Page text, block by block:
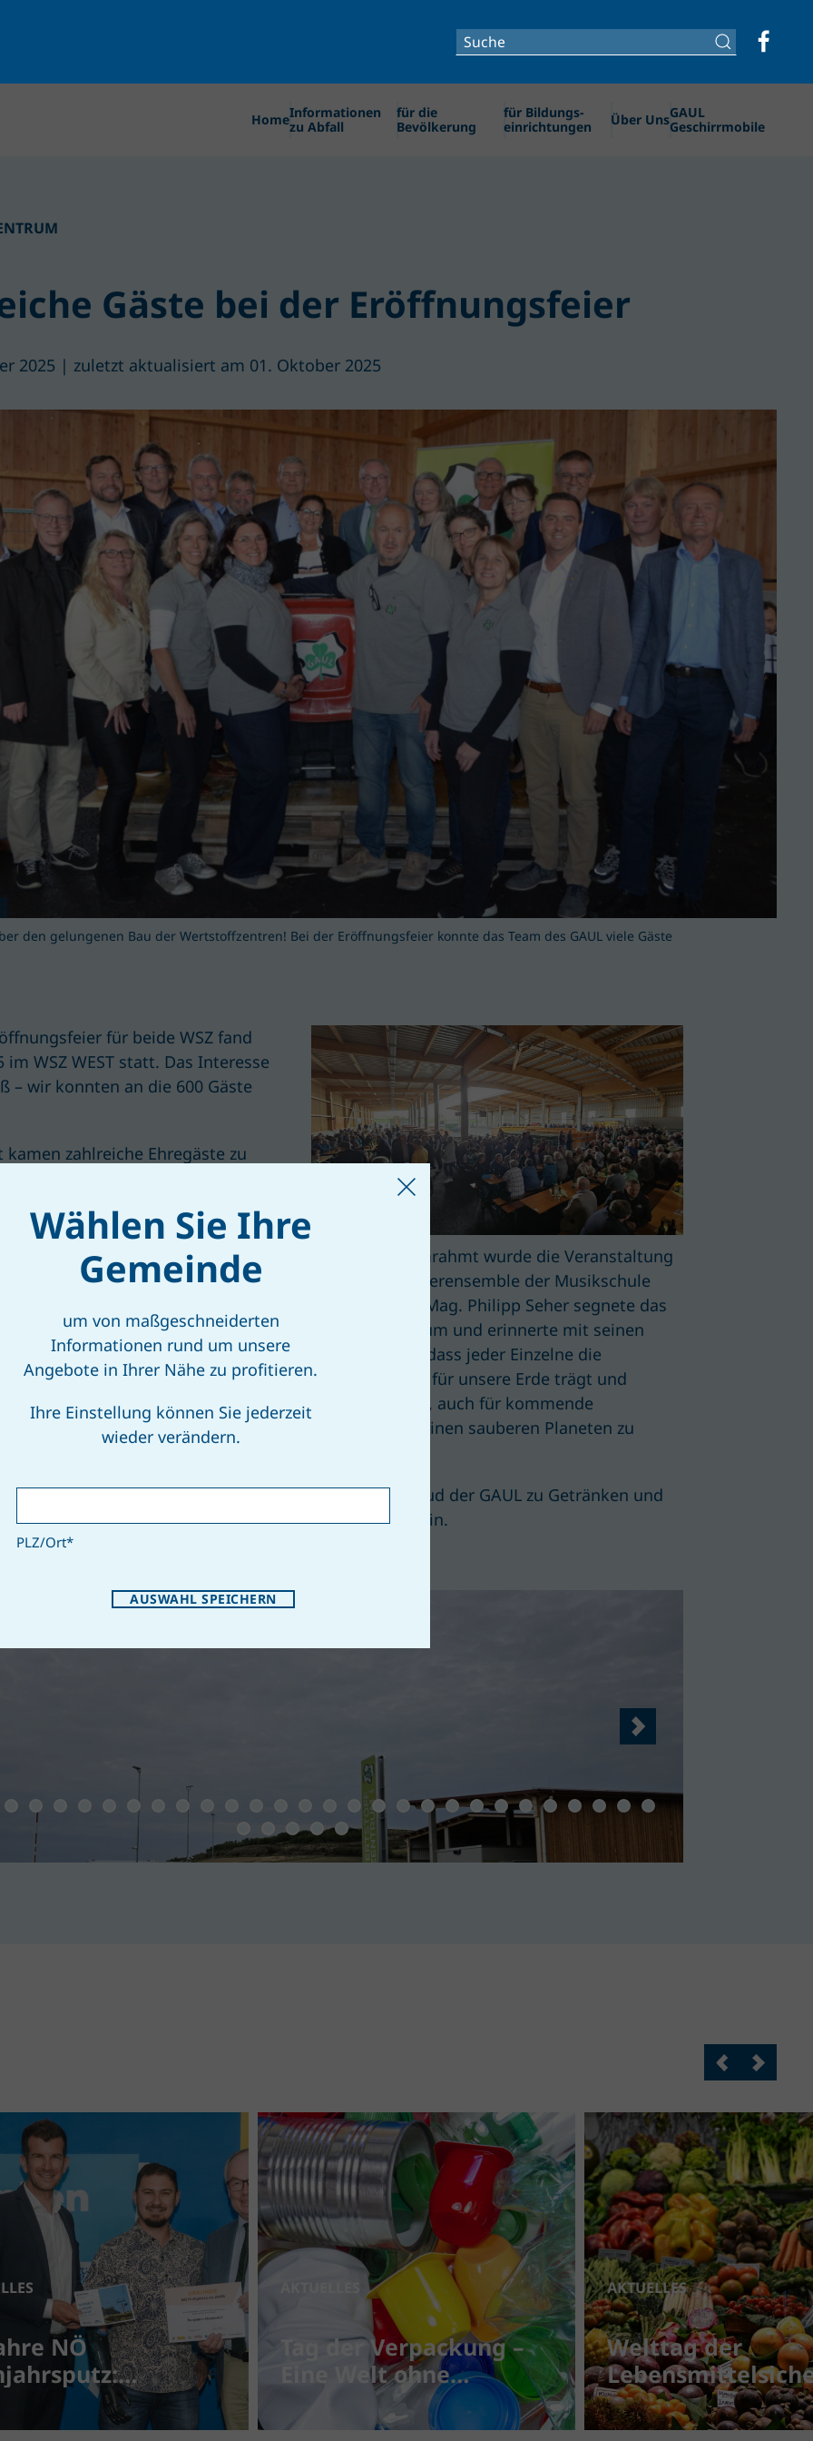
HomeInformationen
zu Abfall
für die
Bevölkerung
für Bildungs­­
einrichtungen
Über UnsGAUL
Geschirrmobile
Gäste bei der Eröffnungsfeier
2025 | zuletzt aktualisiert am 01. Oktober 2025
den gelungenen Bau der Wertstoffzentren! Bei der Eröffnungsfeier konnte das Team des GAUL viele Gäste
für beide WSZ fand
im WSZ WEST statt. Das Interesse
– wir konnten an die 600 Gäste
kamen zahlreiche Ehregäste zu
Stv. Dr. Stephan
Mag. Gerlinde
Mag. Karl Wilfing,
für Planung und Bau
Christoph Gierlinger) & Fa.
Johannes Schüller), sowie
Bgm. Franz Popp und GF
NÖN
Musikalisch umrahmt wurde die Veranstaltung
von einem Bläserensemble der Musikschule
Staatz. Pfarrer Mag. Philipp Seher segnete das
Wertstoffzentrum und erinnerte mit seinen
Worten daran, dass jeder Einzelne die
Verantwortung für unsere Erde trägt und
mithelfen kann, auch für kommende
Generationen einen sauberen Planeten zu
Anschließend lud der GAUL zu Getränken und
einem Imbiss ein.
von der Eröffnungsfeier:
NÖ
für eine
Umwelt
Tag der Verpackung –
Eine Welt ohne
Verpackungen, eine
gute Idee oder ein
AKTUELLES
Welttag der
– Für mehr
im Umgang mit
Wählen Sie Ihre
Gemeinde
um von maßgeschneiderten
Informationen rund um unsere
Angebote in Ihrer Nähe zu profitieren.
Ihre Einstellung können Sie jederzeit
wieder verändern.
PLZ/Ort*
AUSWAHL SPEICHERN